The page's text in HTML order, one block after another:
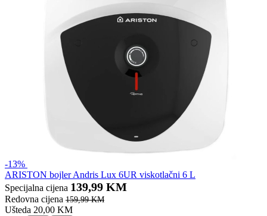
-13%
ARISTON bojler Andris Lux 6UR viskotlačni 6 L
Specijalna cijena 139,99 KM
Redovna cijena 159,99 KM
Ušteda 20,00 KM